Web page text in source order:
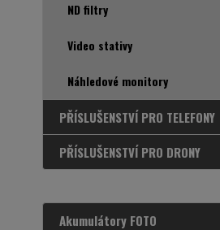
ND filtry
Video stativy
Náhledové monitory
PŘÍSLUŠENSTVÍ PRO TELEFONY
PŘÍSLUŠENSTVÍ PRO DRONY
Akumulátory FOTO